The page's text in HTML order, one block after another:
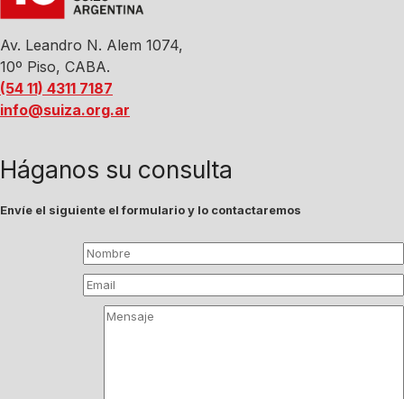
Av. Leandro N. Alem 1074,
10º Piso, CABA.
(54 11) 4311 7187
info@suiza.org.ar
Háganos su consulta
Envíe el siguiente el formulario y lo contactaremos